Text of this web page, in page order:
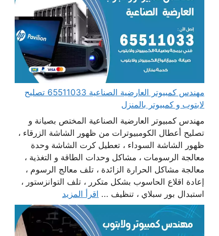
مهندس كمبيوتر العارضية الصناعية 65511033 تصليح
لابتوب و كمبيوتر بالمنزل
مهندس كمبيوتر العارضية الصناعية المختص بصيانة و
تصليح أعطال الكومبيوترات من ظهور الشاشة الزرقاء ،
ظهور الشاشة السوداء ، تعطيل كرت الشاشة وحدة
معالجة الرسومات ، مشاكل وحدات الطاقة و التغذية ،
معالجة مشاكل الحرارة الزائدة ، تلف معالج الرسوم ،
إعادة اقلاع الحاسوب بشكل متكرر ، تلف التوانزستور ،
استبدال بور سبلاي ، تنظيف ... اقرأ المزيد